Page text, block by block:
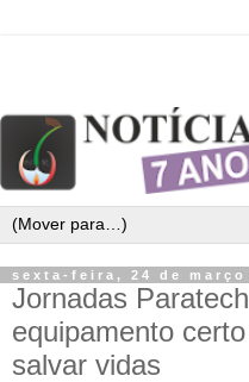
sexta-feira, 24 de março
Jornadas
equipamento
salvar vidas